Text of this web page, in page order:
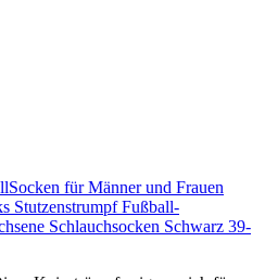
für Männer und Frauen
Stutzenstrumpf Fußball-
Schlauchsocken Schwarz 39-